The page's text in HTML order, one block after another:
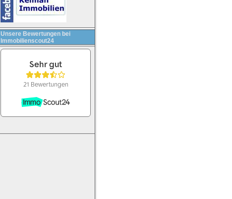
Unsere Bewertungen bei
Immobilienscout24